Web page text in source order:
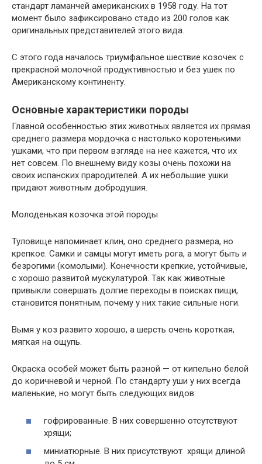
стандарт ламанчей американских в 1958 году. На тот
момент было зафиксировано стадо из 200 голов как
оригинальных представителей этого вида.
С этого года началось триумфальное шествие козочек с
прекрасной молочной продуктивностью и без ушек по
Американскому континенту.
Основные характеристики породы
Главной особенностью этих животных является их прямая
среднего размера мордочка с настолько коротенькими
ушками, что при первом взгляде на нее кажется, что их
нет совсем. По внешнему виду козы очень похожи на
своих испанских прародителей. А их небольшие ушки
придают животным добродушия.
Молоденькая козочка этой породы
Туловище напоминает клин, оно среднего размера, но
крепкое. Самки и самцы могут иметь рога, а могут быть и
безрогими (комолыми). Конечности крепкие, устойчивые,
с хорошо развитой мускулатурой. Так как животные
привыкли совершать долгие переходы в поисках пищи,
становится понятным, почему у них такие сильные ноги.
Вымя у коз развито хорошо, а шерсть очень короткая,
мягкая на ощупь.
Окраска особей может быть разной — от кипельно белой
до коричневой и черной. По стандарту уши у них всегда
маленькие, но могут быть следующих видов:
гофрированные. В них совершенно отсутствуют
хрящи;
миниатюрные. В них присутствуют хрящи длиной